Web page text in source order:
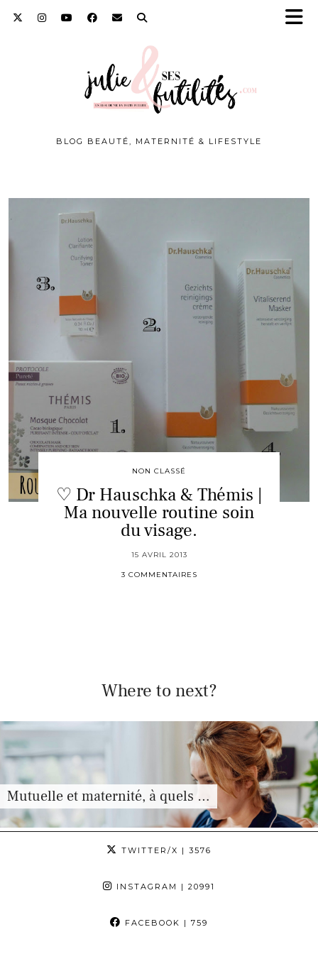
BLOG BEAUTÉ, MATERNITÉ & LIFESTYLE
NON CLASSÉ
♡ Dr Hauschka & Thémis |
Ma nouvelle routine soin
du visage.
15 AVRIL 2013
3 COMMENTAIRES
Where to next?
Mutuelle et maternité, à quels …
TWITTER/X | 3576
INSTAGRAM | 20991
FACEBOOK | 759